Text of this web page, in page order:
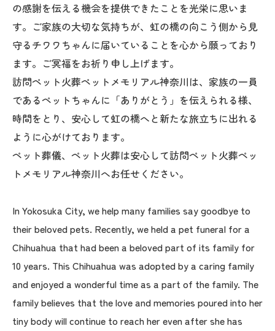
の感謝を伝える機会を提供できたことを光栄に思いま
す。ご家族の大切な気持ちが、虹の橋の向こう側から見
守るチワワちゃんに届いていることを心から願っており
ます。ご冥福をお祈り申し上げます。
訪問ペット火葬ペットメモリアル神奈川は、家族の一員
であるペットちゃんに「ありがとう」を伝えられる様、
時間をとり、安心して虹の橋へと新たな旅立ちに出れる
ように心がけております。
ペット葬儀、ペット火葬は安心して訪問ペット火葬ペッ
トメモリアル神奈川へお任せください。
In Yokosuka City, we help many families say goodbye to
their beloved pets. Recently, we held a pet funeral for a
Chihuahua that had been a beloved part of its family for
10 years. This Chihuahua was adopted by a caring family
and enjoyed a wonderful time as a part of the family. The
family believes that the love and memories poured into her
tiny body will continue to reach her even after she has